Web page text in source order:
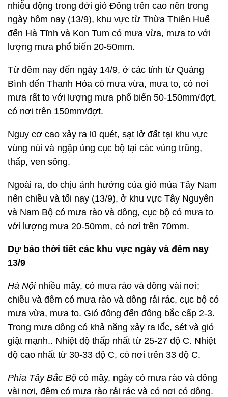
nhiễu động trong đới gió Đông trên cao nên trong
ngày hôm nay (13/9), khu vực từ Thừa Thiên Huế
đến Hà Tĩnh và Kon Tum có mưa vừa, mưa to với
lượng mưa phổ biến 20-50mm.
Từ đêm nay đến ngày 14/9, ở các tỉnh từ Quảng
Bình đến Thanh Hóa có mưa vừa, mưa to, có nơi
mưa rất to với lượng mưa phổ biến 50-150mm/đợt,
có nơi trên 150mm/đợt.
Nguy cơ cao xảy ra lũ quét, sạt lở đất tại khu vực
vùng núi và ngập úng cục bộ tại các vùng trũng,
thấp, ven sông.
Ngoài ra, do chịu ảnh hưởng của gió mùa Tây Nam
nên chiều và tối nay (13/9), ở khu vực Tây Nguyên
và Nam Bộ có mưa rào và dông, cục bộ có mưa to
với lượng mưa 20-50mm, có nơi trên 70mm.
Dự báo thời tiết các khu vực ngày và đêm nay
13/9
Hà Nộinhiều mây, có mưa rào và dông vài nơi;
chiều và đêm có mưa rào và dông rải rác, cục bộ có
mưa vừa, mưa to. Gió đông đến đông bắc cấp 2-3.
Trong mưa dông có khả năng xảy ra lốc, sét và gió
giật mạnh.. Nhiệt độ thấp nhất từ 25-27 độ C. Nhiệt
độ cao nhất từ 30-33 độ C, có nơi trên 33 độ C.
Phía Tây Bắc Bộ có mây, ngày có mưa rào và dông
vài nơi, đêm có mưa rào rải rác và có nơi có dông.